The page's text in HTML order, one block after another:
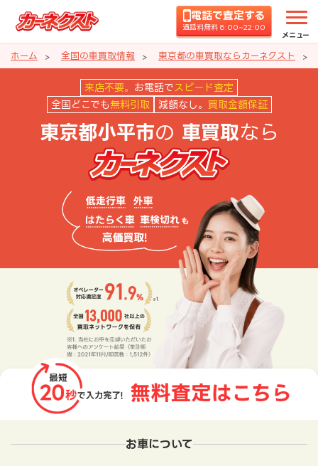
電話で査定する
通話料無料 8:00~22:00
メニュー
ホーム 全国の車買取情報 東京都の車買取ならカーネクスト
東京都小平市の車買取ならカー
来店不要。 お電話で スピード査定
全国どこでも 無料引取 減額なし。 買取金額保証
東京都小平市の 車買取なら
お車について